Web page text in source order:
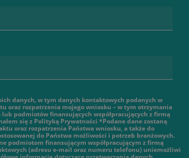
danych, w tym danych kontaktowych podanych w
oraz rozpatrzenia mojego wniosku – w tym otrzymania
podmiotów finansujących współpracujących z firmą
się z Polityką Prywatności *Podane dane zostaną
oraz rozpatrzenia Państwa wniosku, a także do
do Państwa możliwości i potrzeb branżowych.
podmiotom finansującym współpracującym z firmą
(adresu e-mail oraz numeru telefonu) uniemożliwi